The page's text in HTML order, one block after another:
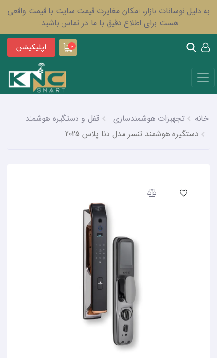
به دلیل نوسانات بازار، امکان مغایرت قیمت سایت با قیمت واقعی
هست برای اطلاع دقیق با ما در تماس باشید.
0 اپلیکیشن
خانه تجهیزات هوشمندسازی
قفل و دستگیره هوشمند
دستگیره هوشمند تنسر مدل دنا پلاس 2025